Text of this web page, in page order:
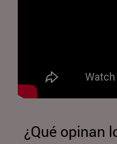
¿Qué opinan